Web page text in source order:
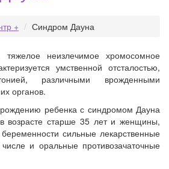
+ Синдром Дауна
неизлечимое хромосомное
умственной отсталостью,
различными врожденными
органов.
ребенка с синдромом Дауна
возрасте старше 35 лет и женщины,
сильные лекарственные
и оральные противозачаточные